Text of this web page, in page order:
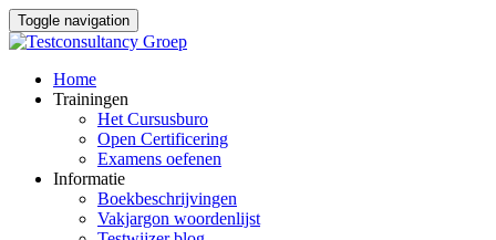
Toggle navigation
Skip
Home
Trainingen
Het Cursusburo
Open Certificering
Examens oefenen
Informatie
Boekbeschrijvingen
Vakjargon woordenlijst